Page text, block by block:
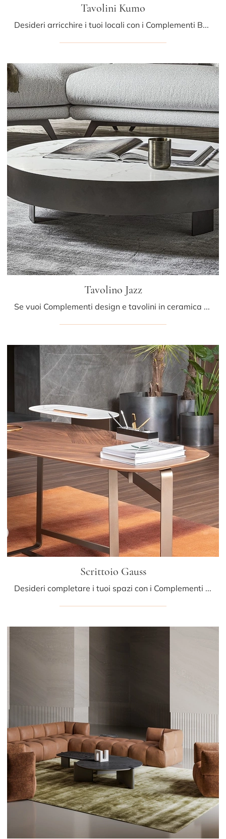
Tavolini Kumo
Desideri arricchire i tuoi locali con i Complementi Bonaldo? Ecco qui diversi modelli di tavolini in legno come Tavolini Kumo.
Tavolino Jazz
Se vuoi Complementi design e tavolini in ceramica scopri di più sul modello Tavolino Jazz del marchio Bonaldo.
Scrittoio Gauss
Desideri completare i tuoi spazi con i Complementi Bonaldo? Ti presentiamo diversi modelli di scrittoi in legno come Scrittoio Gauss.